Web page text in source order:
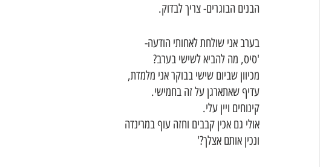
הבנים הבוגרים- צריך לבדוק.
בערב אני שולחת לאחותי הודעה-
'סיס, מה להביא לשישי בערב?
מכיוון שביום שישי בבוקר אני מלמדת,
עדיף שאתארגן על זה בחמישי.
קינוחים ויין עלי.
אולי גם אכין קבבים וחזה עוף במרינדה
ונכין אותם אצלך?'